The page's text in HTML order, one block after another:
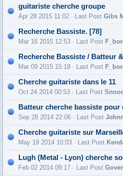
guitariste cherche groupe
Apr 28 2015 11:02 · Last Post Gibs
Recherche Bassiste. [78]
Mar 16 2015 12:53 · Last Post
Recherche Bassiste / Batteur
Mar 09 2015 15:19 · Last Post
Cherche guitariste dans le 11
Oct 24 2014 00:53 · Last Post
Sep 28 2014 22:06 · Last Post
Cherche guitariste sur
May 19 2014 10:03 · Last Post
Lugh (Metal - Lyon) cherche
Feb 02 2014 09:17 · Last Post